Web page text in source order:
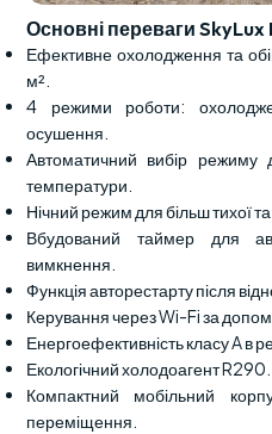
Основні переваги SkyLux
Ефективне охолодження та
м².
4 режими роботи:
осушення.
Автоматичний вибір режиму
температури.
Нічний режим для більш тихої
Вбудований таймер для
вимкнення.
Функція авторестарту після
Керування через Wi-Fi за
Енергоефективність класу A в
Екологічний холодоагент R290.
Компактний мобільний
переміщення.